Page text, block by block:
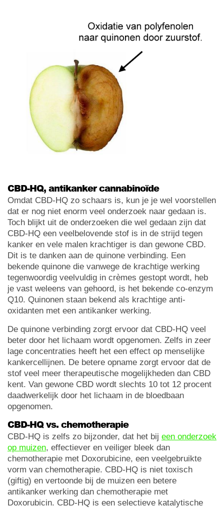
CBD-HQ, antikanker cannabinoïde
Omdat CBD-HQ zo schaars is, kun je je wel voorstellen
dat er nog niet enorm veel onderzoek naar gedaan is.
Toch blijkt uit de onderzoeken die wel gedaan zijn dat
CBD-HQ een veelbelovende stof is in de strijd tegen
kanker en vele malen krachtiger is dan gewone CBD.
Dit is te danken aan de quinone verbinding. Een
bekende quinone die vanwege de krachtige werking
tegenwoordig veelvuldig in crèmes gestopt wordt, heb
je vast weleens van gehoord, is het bekende co-enzym
Q10. Quinonen staan bekend als krachtige anti-
oxidanten met een antikanker werking.
De quinone verbinding zorgt ervoor dat CBD-HQ veel
beter door het lichaam wordt opgenomen. Zelfs in zeer
lage concentraties heeft het een effect op menselijke
kankercellijnen. De betere opname zorgt ervoor dat de
stof veel meer therapeutische mogelijkheden dan CBD
kent. Van gewone CBD wordt slechts 10 tot 12 procent
daadwerkelijk door het lichaam in de bloedbaan
opgenomen.
CBD-HQ vs. chemotherapie
CBD-HQ is zelfs zo bijzonder, dat het bij een onderzoek
op muizen, effectiever en veiliger bleek dan
chemotherapie met Doxorubicine, een veelgebruikte
vorm van chemotherapie. CBD-HQ is niet toxisch
(giftig) en vertoonde bij de muizen een betere
antikanker werking dan chemotherapie met
Doxorubicin. CBD-HQ is een selectieve katalytische